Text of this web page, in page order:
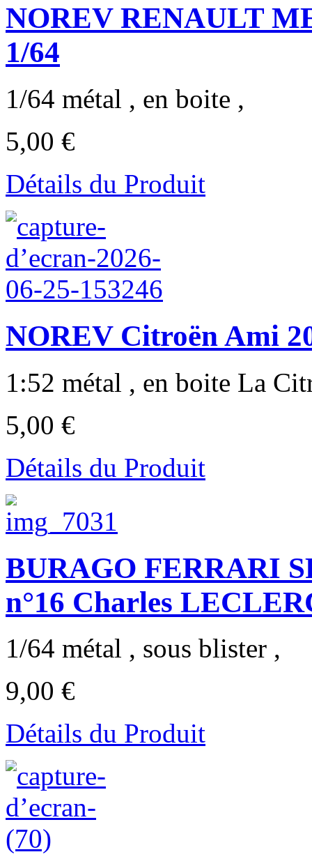
NOREV RENAULT
1/64
1/64 métal , en boite ,
5,00 €
Détails du Produit
NOREV Citroën Ami
1:52 métal , en boite La
5,00 €
Détails du Produit
BURAGO FERRARI
n°16 Charles
1/64 métal , sous blister ,
9,00 €
Détails du Produit